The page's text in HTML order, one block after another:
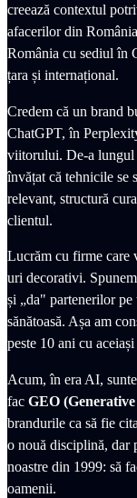
creează contextul
afacerilor din
România cu sediul în
țara și internațional.
Credem că un brand
ChatGPT, în
viitorului. De-a lungul
învățat că tehnicile se
relevant, structură
clientul.
Lucrăm cu firme care
uri decorativi.
și „da" partenerilor pe
sănătoasă. Așa am
peste 10 ani cu
Acum, în era AI,
fac GEO
brandurile ca să fie
o nouă disciplină, dar
noastre din 1999: să
oamenii.